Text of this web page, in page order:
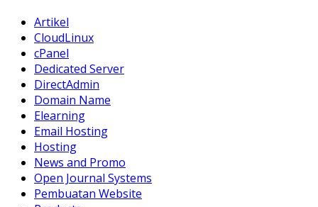
Artikel
CloudLinux
cPanel
Dedicated Server
DirectAdmin
Domain Name
Elearning
Email Hosting
Hosting
News and Promo
Open Journal Systems
Pembuatan Website